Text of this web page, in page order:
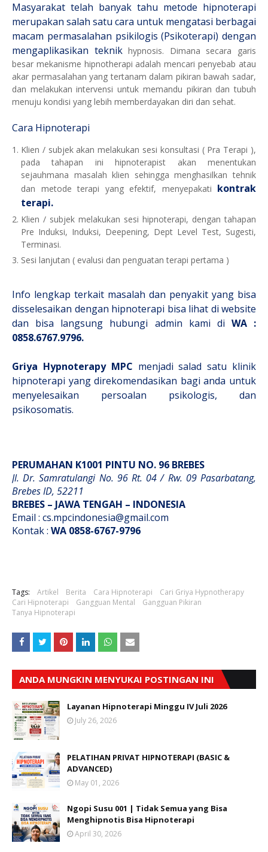
Masyarakat telah banyak tahu metode hipnoterapi
merupakan salah satu cara untuk mengatasi berbagai
macam permasalahan psikilogis (Psikoterapi) dengan
mengaplikasikan teknikhypnosis. Dimana secara garis
besar mekanisme hipnotherapi adalah mencari penyebab atau
akar permasalahan yang tertanam dalam pikiran bawah sadar,
dan melakukan intervensi untuk memandu pikiran dan tubuh
menuju kondisi yang lebih memberdayakan diri dan sehat.
Cara Hipnoterapi
Klien / subjek akan melakukan sesi konsultasi ( Pra Terapi ),
pada tahapan ini hipnoterapist akan menentukan
sejauhmana masalah klien sehingga menghasilkan tehnik
dan metode terapi yang efektif, menyepakati kontrak
terapi.
Klien / subjek melakukan sesi hipnoterapi, dengan tahapan
Pre Induksi, Induksi, Deepening, Dept Level Test, Sugesti,
Terminasi.
Sesi lanjutan ( evalusi dan penguatan terapi pertama )
Info lengkap terkait masalah dan penyakit yang bisa
disselesaikan dengan hipnoterapi bisa lihat di website
dan bisa langsung hubungi admin kami di WA :
0858.6767.9796.
Griya Hypnoterapy MPC menjadi salad satu klinik
hipnoterapi yang direkomendasikan bagi anda untuk
menyelesaikan persoalan psikologis, dan
psikosomatis.
PERUMAHAN K1001 PINTU NO. 96 BREBES
Jl. Dr. Samratulangi No. 96 Rt. 04 / Rw. 09 Pasarbatang,
Brebes ID, 52211
BREBES – JAWA TENGAH – INDONESIA
Email : cs.mpcindonesia@gmail.com
Kontak : WA 0858-6767-9796
Tags: Artikel Berita Cara Hipnoterapi
Cari Griya Hypnotherapy
Cari Hipnoterapi
Gangguan Mental
Gangguan Pikiran
Tanya Hipnoterapi
ANDA MUNGKIN MENYUKAI POSTINGAN INI
Layanan Hipnoterapi Minggu IV Juli 2026
July 26, 2026
PELATIHAN PRIVAT HIPNOTERAPI (BASIC &
ADVANCED)
May 01, 2026
Ngopi Susu 001 | Tidak Semua yang Bisa
Menghipnotis Bisa Hipnoterapi
April 30, 2026